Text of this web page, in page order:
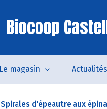
Biocoop
Le magasin Actualités
Spirales d'épeautre aux